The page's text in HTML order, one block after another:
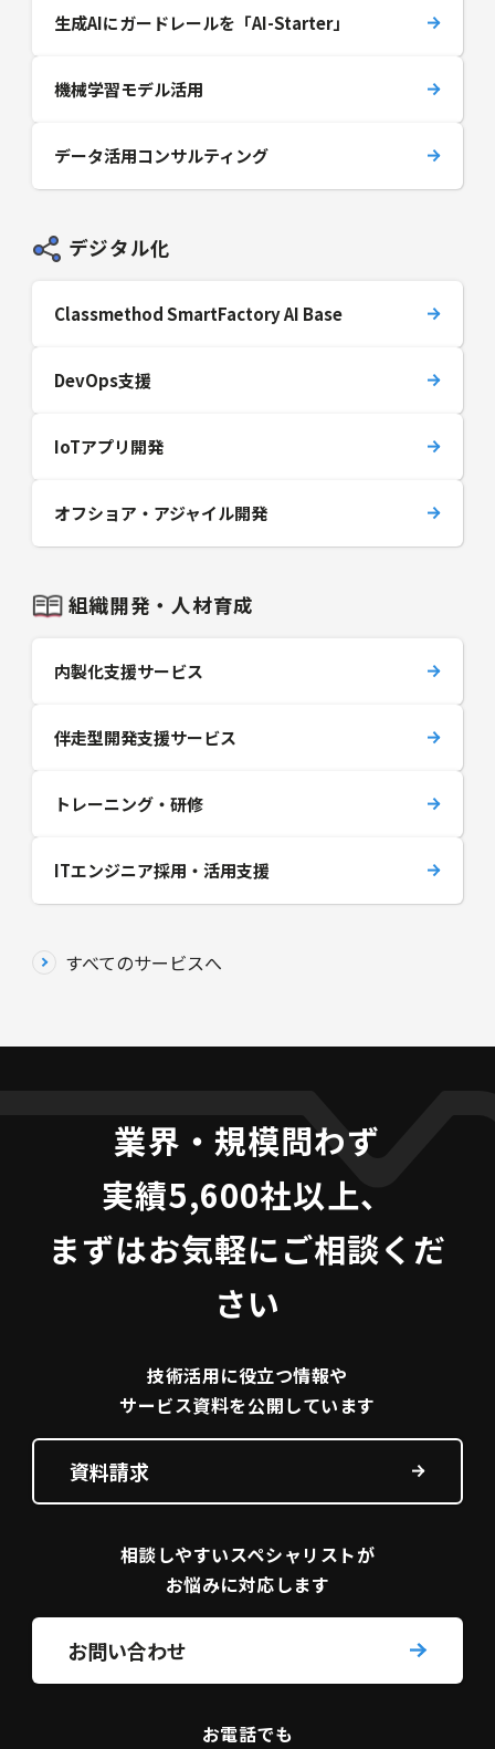
生成AIにガードレールを「AI-Starter」
機械学習モデル活用
データ活用コンサルティング
デジタル化
Classmethod SmartFactory AI Base
DevOps支援
IoTアプリ開発
オフショア・アジャイル開発
組織開発・人材育成
内製化支援サービス
伴走型開発支援サービス
トレーニング・研修
ITエンジニア採用・活用支援
すべてのサービスへ
業界・規模問わず
実績5,600社以上、
まずはお気軽にご相談くだ
さい
技術活用に役立つ情報や
サービス資料を公開しています
資料請求
相談しやすいスペシャリストが
お悩みに対応します
お問い合わせ
お電話でも